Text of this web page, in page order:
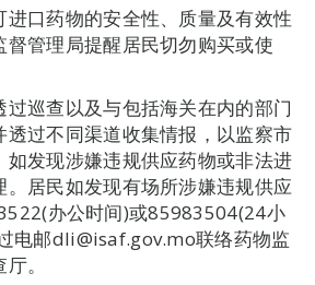
口药物的安全性、质量及有效性
管理局提醒居民切勿购买或使
巡查以及与包括海关在内的部门
透过不同渠道收集情报，以监察市
如发现涉嫌违规供应药物或非法进
。居民如发现有场所涉嫌违规供应
办公时间)或85983504(24小
电邮dli@isaf.gov.mo联络药物监
。